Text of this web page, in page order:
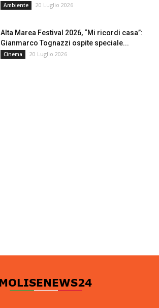
Ambiente 20 Luglio 2026
Alta Marea Festival 2026, “Mi ricordi casa”:
Gianmarco Tognazzi ospite speciale...
Cinema 20 Luglio 2026